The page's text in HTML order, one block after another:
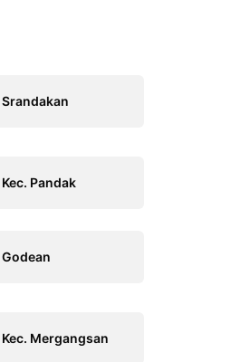
Srandakan
Kec. Pandak
Godean
Kec. Mergangsan